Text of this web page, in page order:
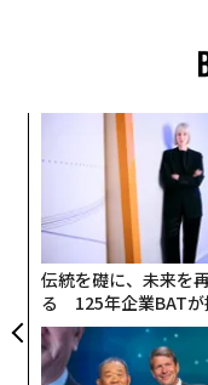
フーディの話を聞
てこう言った。「な
伝統を礎に、未来を
る 125年企業BATが
モークレスな未来